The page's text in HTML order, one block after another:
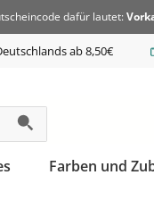
dafür lautet:
ab 8,50€
Farben und